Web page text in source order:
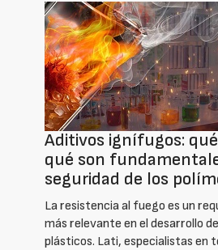
Aditivos ignífugos:
qué son
seguridad de los
La resistencia al fuego es un
más relevante en el desarrollo
plásticos. Lati, especialistas en